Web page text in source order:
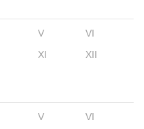
V
VI
XI XII
V
VI